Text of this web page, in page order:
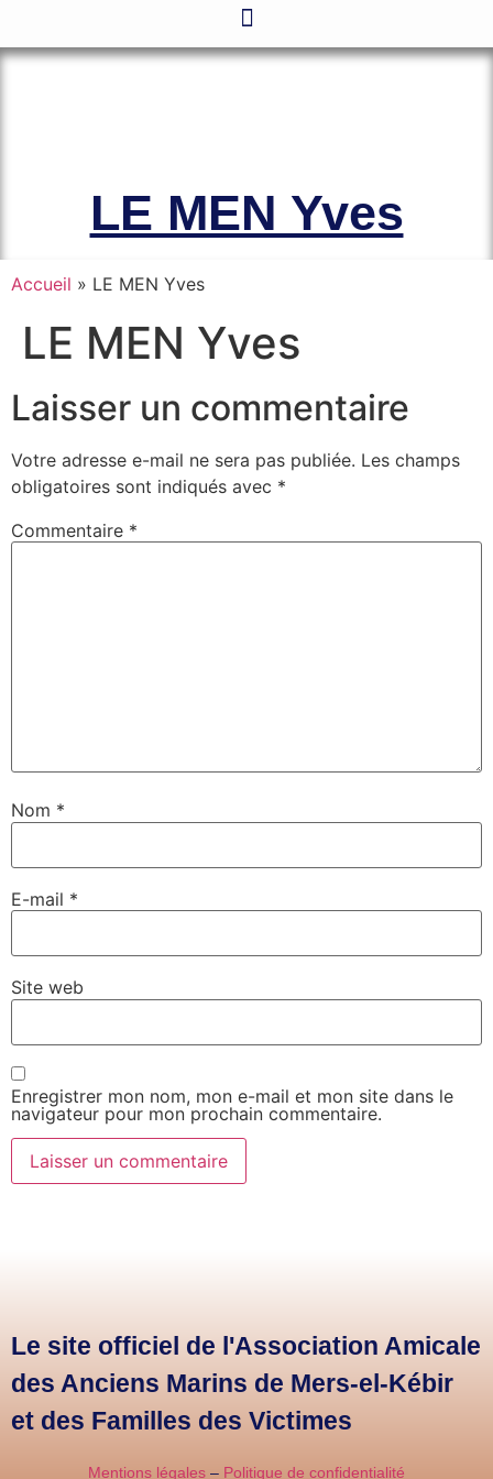
LE MEN Yves
Accueil » LE MEN Yves
LE MEN Yves
Laisser un commentaire
Votre adresse e-mail ne sera pas publiée. Les champs
obligatoires sont indiqués avec *
Commentaire *
Nom *
E-mail *
Site web
Enregistrer mon nom, mon e-mail et mon site dans le
navigateur pour mon prochain commentaire.
Le site officiel de l'Association Amicale
des Anciens Marins de Mers-el-Kébir
et des Familles des Victimes
Mentions légales – Politique de confidentialité